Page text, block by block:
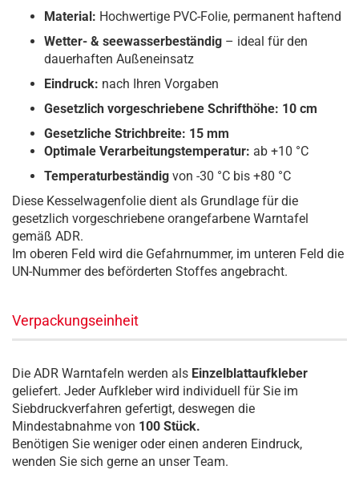
Material: Hochwertige PVC-Folie, permanent haftend
Wetter- & seewasserbeständig – ideal für den
dauerhaften Außeneinsatz
Eindruck: nach Ihren Vorgaben
Gesetzlich vorgeschriebene Schrifthöhe: 10 cm
Gesetzliche Strichbreite: 15 mm
Optimale Verarbeitungstemperatur: ab +10 °C
Temperaturbeständig von -30 °C bis +80 °C
Diese Kesselwagenfolie dient als Grundlage für die
gesetzlich vorgeschriebene orangefarbene Warntafel
gemäß ADR.
Im oberen Feld wird die Gefahrnummer, im unteren Feld die
UN-Nummer des beförderten Stoffes angebracht.
Verpackungseinheit
Die ADR Warntafeln werden als Einzelblattaufkleber
geliefert. Jeder Aufkleber wird individuell für Sie im
Siebdruckverfahren gefertigt, deswegen die
Mindestabnahme von 100 Stück.
Benötigen Sie weniger oder einen anderen Eindruck,
wenden Sie sich gerne an unser Team.